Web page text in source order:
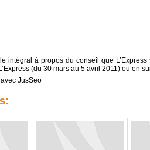
intégral à propos du conseil que
(du 30 mars au 5 avril 2011) ou en
JusSeo